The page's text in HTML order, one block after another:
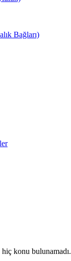
Bağları)
konu bulunamadı.